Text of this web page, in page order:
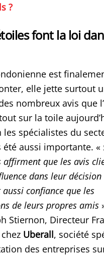
?
font la loi
est
elle jette surtout
nombreux avis que
sur la toile
spécialistes du
été aussi importante. «
affirment que les avis
dans leur décision
confiance que les
de leurs propres amis
Stiernon, Directeur
Uberall, société
des entreprises